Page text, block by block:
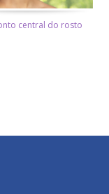
central do rosto